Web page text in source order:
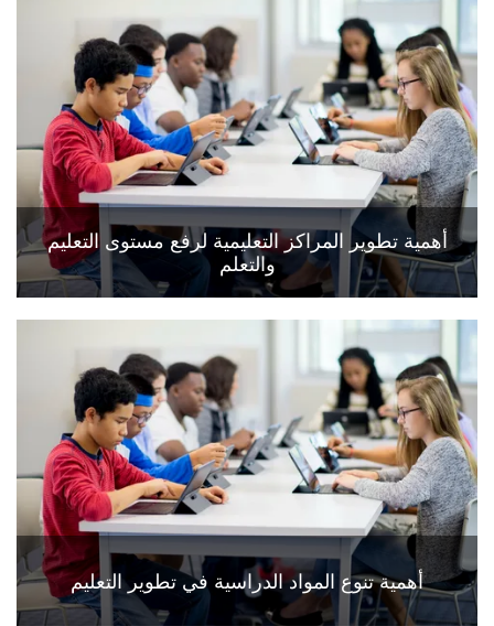
أهمية تطوير المراكز التعليمية لرفع مستوى التعليم
والتعلم
أهمية تنوع المواد الدراسية في تطوير التعليم